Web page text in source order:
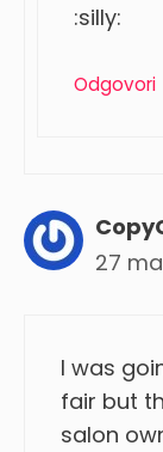
:silly:
Odgovori
27
I was
fair but
salon